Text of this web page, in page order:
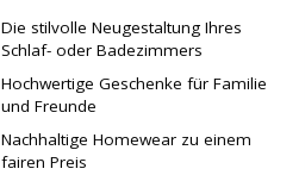
Die stilvolle Neugestaltung Ihres
Schlaf- oder Badezimmers
Hochwertige Geschenke für Familie
und Freunde
Nachhaltige Homewear zu einem
fairen Preis